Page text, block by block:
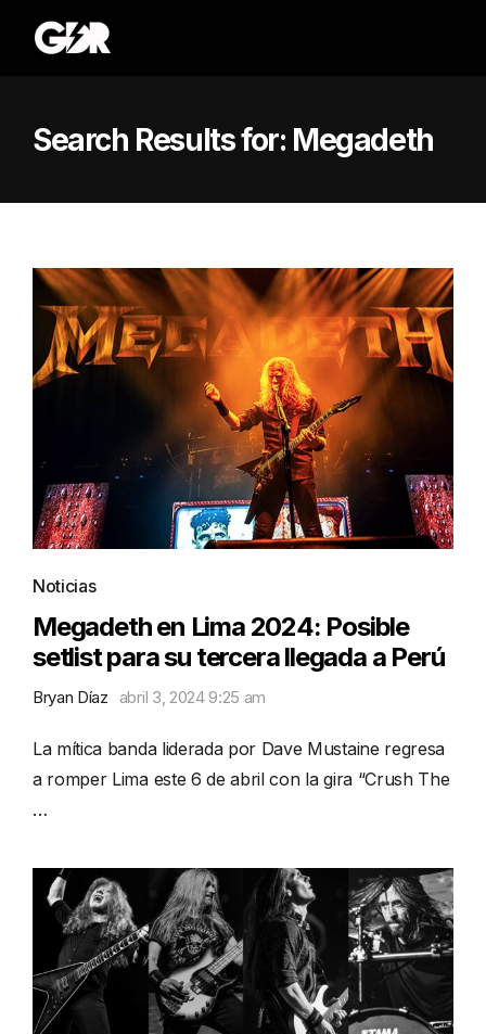
Search Results for: Megadeth
Noticias
Megadeth en Lima 2024: Posible
setlist para su tercera llegada a Perú
Bryan Díaz abril 3, 2024 9:25 am
La mítica banda liderada por Dave Mustaine regresa
a romper Lima este 6 de abril con la gira “Crush The
…